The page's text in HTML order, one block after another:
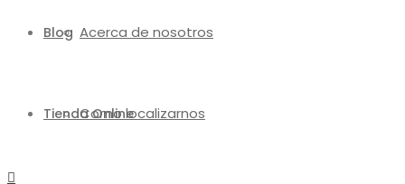
Acerca de nosotros
Como localizarnos
Blog
Tienda Online